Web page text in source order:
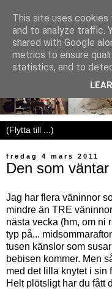
fredag 4 mars 2011
Den som
Jag har flera väninnor
mindre än TRE
nästa vecka (hm, om ni
typ på...
tusen känslor som
bebisen kommer. Men
med det lilla knytet i sin
Helt plötsligt har du fått
This site uses
and to analyze traffic.
shared with Google
metrics to ensure
statistics, and to